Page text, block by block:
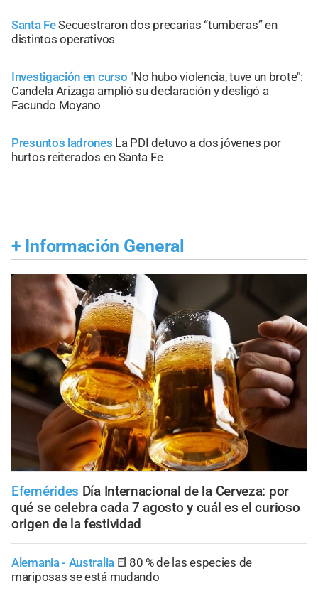
Santa FeSecuestraron dos precarias “tumberas” en
distintos operativos
Investigación en curso "No hubo violencia, tuve un brote":
Candela Arizaga amplió su declaración y desligó a
Facundo Moyano
Presuntos ladrones La PDI detuvo a dos jóvenes por
hurtos reiterados en Santa Fe
+ Información General
Efemérides Día Internacional de la Cerveza: por
qué se celebra cada 7 agosto y cuál es el curioso
origen de la festividad
Alemania - Australia El 80 % de las especies de
mariposas se está mudando